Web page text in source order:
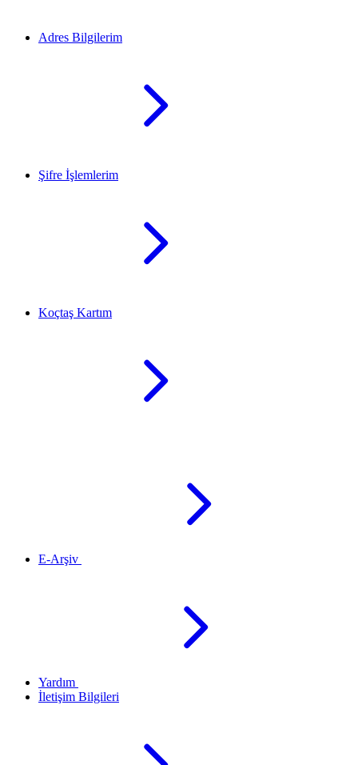
Adres Bilgilerim
Şifre İşlemlerim
Koçtaş Kartım
E-Arşiv
Yardım
İletişim Bilgileri